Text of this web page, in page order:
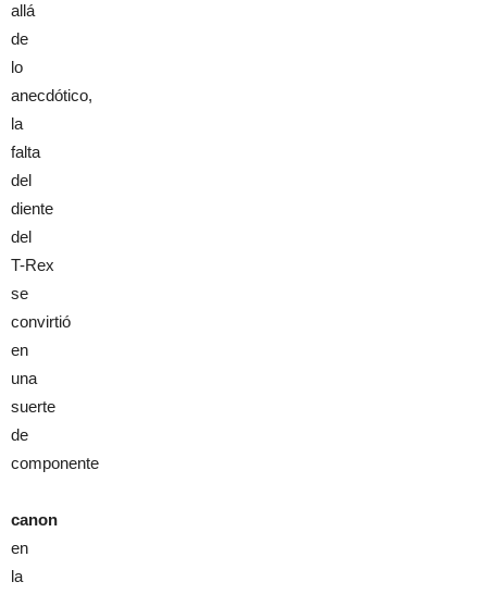
allá
de
lo
anecdótico,
la
falta
del
diente
del
T-Rex
se
convirtió
en
una
suerte
de
componente
canon
en
la